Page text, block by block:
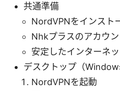
共通準備
NordVPNをインスト
Nhkプラスのアカウ
安定したインターネ
デスクトップ（
NordVPNを起動